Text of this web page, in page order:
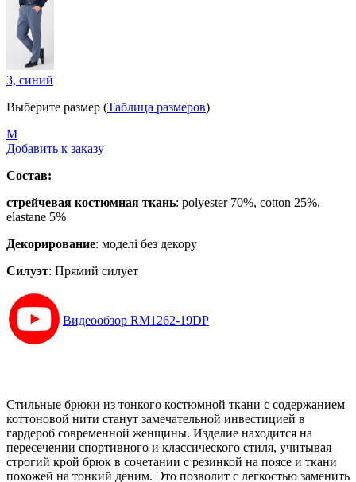
3, синий
Выберите размер (Таблица размеров)
M
Добавить к заказу
Состав:
стрейчевая костюмная ткань: polyester 70%, cotton 25%,
elastane 5%
Декорирование: моделі без декору
Силуэт: Прямий силует
Видеообзор RM1262-19DP
Стильные брюки из тонкого костюмной ткани с содержанием
коттоновой нити станут замечательной инвестицией в
гардероб современной женщины. Изделие находится на
пересечении спортивного и классического стиля, учитывая
строгий крой брюк в сочетании с резинкой на поясе и ткани
похожей на тонкий деним. Это позволит с легкостью заменить